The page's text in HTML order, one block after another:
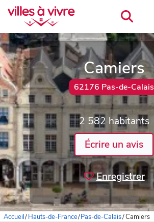
Camiers
62176 Pas-de-Calais
2 582 habitants
Écrire un avis
Enregistrer
Accueil/Hauts-de-France/Pas-de-Calais/Camiers